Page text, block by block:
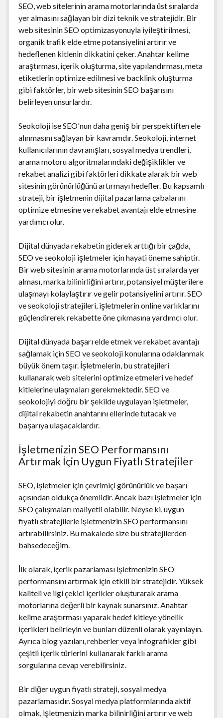
SEO, web sitelerinin arama motorlarında üst sıralarda
yer almasını sağlayan bir dizi teknik ve stratejidir. Bir
web sitesinin SEO optimizasyonuyla iyileştirilmesi,
organik trafik elde etme potansiyelini artırır ve
hedeflenen kitlenin dikkatini çeker. Anahtar kelime
araştırması, içerik oluşturma, site yapılandırması, meta
etiketlerin optimize edilmesi ve backlink oluşturma
gibi faktörler, bir web sitesinin SEO başarısını
belirleyen unsurlardır.
Seokoloji ise SEO'nun daha geniş bir perspektiften ele
alınmasını sağlayan bir kavramdır. Seokoloji, internet
kullanıcılarının davranışları, sosyal medya trendleri,
arama motoru algoritmalarındaki değişiklikler ve
rekabet analizi gibi faktörleri dikkate alarak bir web
sitesinin görünürlüğünü artırmayı hedefler. Bu kapsamlı
strateji, bir işletmenin dijital pazarlama çabalarını
optimize etmesine ve rekabet avantajı elde etmesine
yardımcı olur.
Dijital dünyada rekabetin giderek arttığı bir çağda,
SEO ve seokoloji işletmeler için hayati öneme sahiptir.
Bir web sitesinin arama motorlarında üst sıralarda yer
alması, marka bilinirliğini artırır, potansiyel müşterilere
ulaşmayı kolaylaştırır ve gelir potansiyelini artırır. SEO
ve seokoloji stratejileri, işletmelerin online varlıklarını
güçlendirerek rekabette öne çıkmasına yardımcı olur.
Dijital dünyada başarı elde etmek ve rekabet avantajı
sağlamak için SEO ve seokoloji konularına odaklanmak
büyük önem taşır. İşletmelerin, bu stratejileri
kullanarak web sitelerini optimize etmeleri ve hedef
kitlelerine ulaşmaları gerekmektedir. SEO ve
seokolojiyi doğru bir şekilde uygulayan işletmeler,
dijital rekabetin anahtarını ellerinde tutacak ve
başarıya ulaşacaklardır.
İşletmenizin SEO Performansını
Artırmak İçin Uygun Fiyatlı Stratejiler
SEO, işletmeler için çevrimiçi görünürlük ve başarı
açısından oldukça önemlidir. Ancak bazı işletmeler için
SEO çalışmaları maliyetli olabilir. Neyse ki, uygun
fiyatlı stratejilerle işletmenizin SEO performansını
artırabilirsiniz. Bu makalede size bu stratejilerden
bahsedeceğim.
İlk olarak, içerik pazarlaması işletmenizin SEO
performansını artırmak için etkili bir stratejidir. Yüksek
kaliteli ve ilgi çekici içerikler oluşturarak arama
motorlarına değerli bir kaynak sunarsınız. Anahtar
kelime araştırması yaparak hedef kitleye yönelik
içerikleri belirleyin ve bunları düzenli olarak yayınlayın.
Ayrıca blog yazıları, rehberler veya infografikler gibi
çeşitli içerik türlerini kullanarak farklı arama
sorgularına cevap verebilirsiniz.
Bir diğer uygun fiyatlı strateji, sosyal medya
pazarlamasıdır. Sosyal medya platformlarında aktif
olmak, işletmenizin marka bilinirliğini artırır ve web